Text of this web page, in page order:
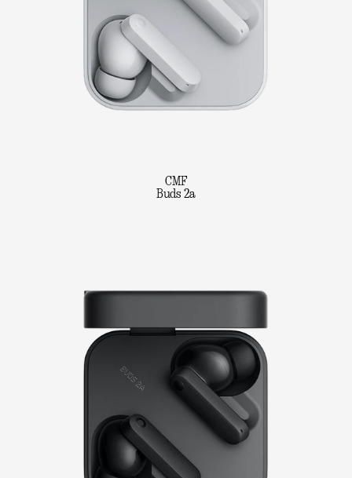
CMF
Buds 2a